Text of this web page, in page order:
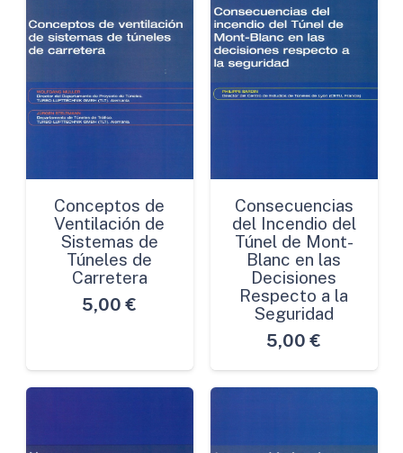
Conceptos de
Ventilación de
Sistemas de
Túneles de
Carretera
5,00 €
Consecuencias
del Incendio del
Túnel de Mont-
Blanc en las
Decisiones
Respecto a la
Seguridad
5,00 €